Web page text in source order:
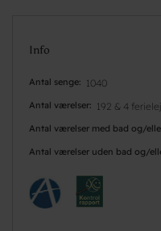
Info
Antal senge 1040
Antal værelser 192 & 4
Antal værelser med bad og/
Antal værelser uden bad og/